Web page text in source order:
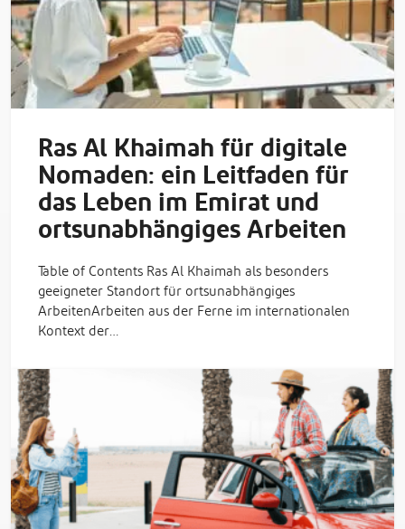
Ras Al Khaimah für digitale
Nomaden: ein Leitfaden für
das Leben im Emirat und
ortsunabhängiges Arbeiten
Table of Contents Ras Al Khaimah als besonders
geeigneter Standort für ortsunabhängiges
ArbeitenArbeiten aus der Ferne im internationalen
Kontext der…